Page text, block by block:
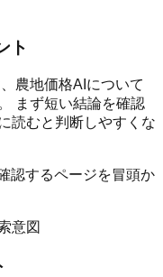
ト
農地価格AIについて
まず短い結論を確認
読むと判断しやすくな
認するページを冒頭か
意図